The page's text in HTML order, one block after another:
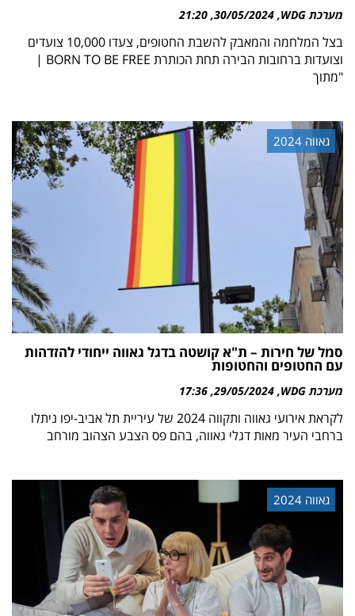
מערכת WDG 30/05/2024
21:20
בצל המלחמה והמאבק להשבת החטופים, צעדו 10,000 צועדים
וצועדות ברחובות הבירה תחת הכותרת BORN TO BE FREE |
"מתוך
גאווה 2024
סמל של חירות – ת"א קושטה בדגל גאווה ייחודי להזדהות
עם החטופים והחטופות
מערכת WDG 29/05/2024
17:36
לקראת אירועי גאווה ותקווה 2024 של עיריית תל אביב-יפו ניתלו
ברחבי העיר מאות דגלי גאווה, בהם פס הצבע הצהוב מורחב
גאווה 2024